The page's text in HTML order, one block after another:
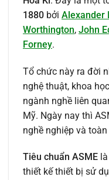
1880 bởi Alexander
Worthington, John
Forney.
Tổ chức này ra đời
nghệ thuật, khoa
ngành nghề liên
Mỹ. Ngày nay thì
nghề nghiệp và toàn
Tiêu chuẩn ASME
thiết kế thiết bị sử